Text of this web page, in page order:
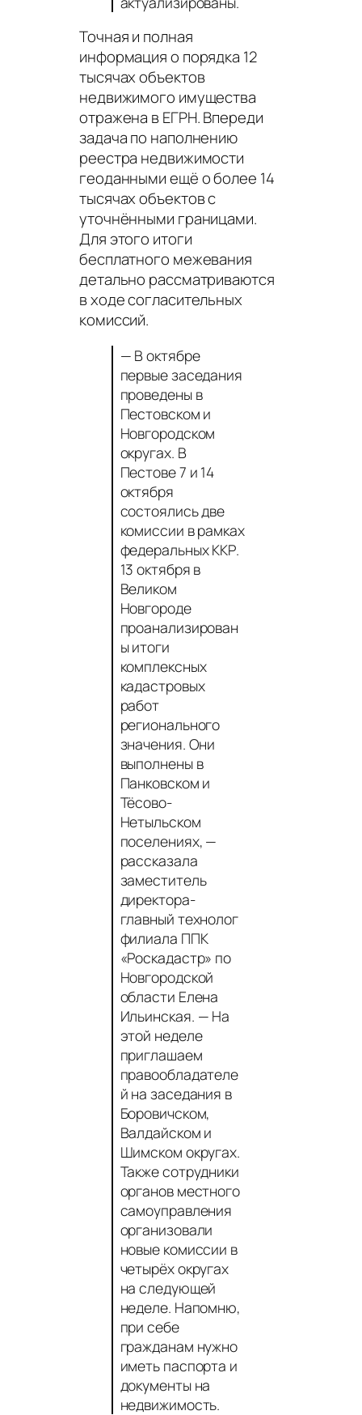
Точная и полная
информация о порядка 12
тысячах объектов
недвижимого имущества
отражена в ЕГРН. Впереди
задача по наполнению
реестра недвижимости
геоданными ещё о более 14
тысячах объектов с
уточнёнными границами.
Для этого итоги
бесплатного межевания
детально рассматриваются
в ходе согласительных
комиссий.
— В октябре
первые заседания
проведены в
Пестовском и
Новгородском
округах. В
Пестове 7 и 14
октября
состоялись две
комиссии в рамках
федеральных ККР.
13 октября в
Великом
Новгороде
проанализирован
ы итоги
комплексных
кадастровых
работ
регионального
значения. Они
выполнены в
Панковском и
Тёсово-
Нетыльском
поселениях, —
рассказала
заместитель
директора-
главный технолог
филиала ППК
«Роскадастр» по
Новгородской
области Елена
Ильинская. — На
этой неделе
приглашаем
правообладателе
й на заседания в
Боровичском,
Валдайском и
Шимском округах.
Также сотрудники
органов местного
самоуправления
организовали
новые комиссии в
четырёх округах
на следующей
неделе. Напомню,
при себе
гражданам нужно
иметь паспорта и
документы на
недвижимость.